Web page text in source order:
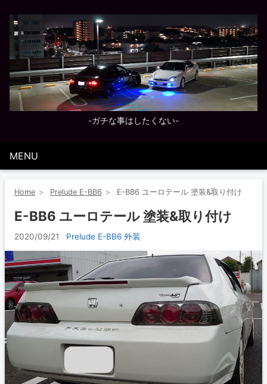
-ガチな事はしたくない-
MENU
Home Prelude E-BB6 E-BB6 ユーロテール 塗装&取り付け
E-BB6 ユーロテール 塗装&取り付け
2020/09/21 Prelude E-BB6 外装